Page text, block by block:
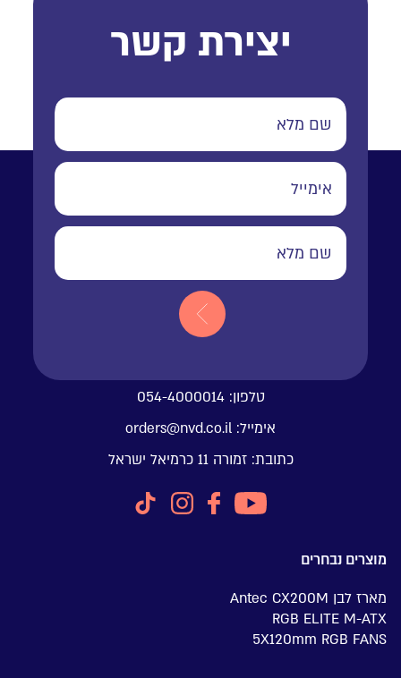
יצירת קשר
טלפון: 054-4000014
אימייל: orders@nvd.co.il
כתובת: זמורה 11 כרמיאל ישראל
מוצרים נבחרים
מארז לבן Antec CX200M
RGB ELITE M-ATX
5X120mm RGB FANS